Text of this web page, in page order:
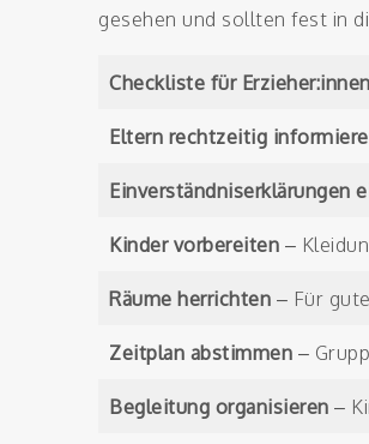
gesehen und sollten fest in
Checkliste für Erzieher:innen
Eltern rechtzeitig
Einverständniserklärungen
Kinder vorbereiten –
Räume herrichten – Für
Zeitplan abstimmen –
Begleitung organisieren –